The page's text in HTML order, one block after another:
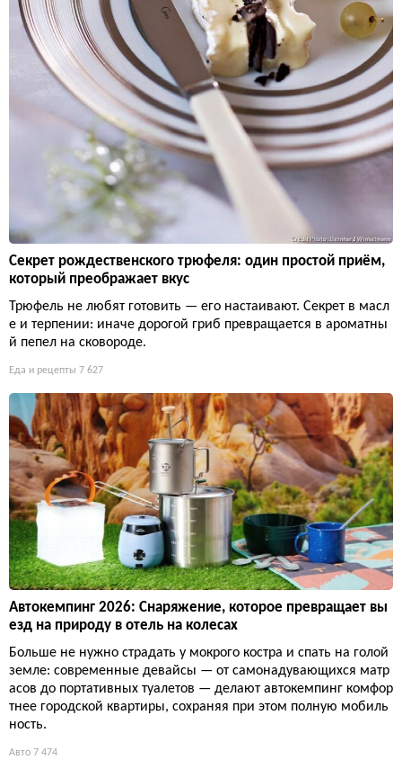
Секрет рождественского трюфеля: один простой приём,
который преображает вкус
Трюфель не любят готовить — его настаивают. Секрет в масл
е и терпении: иначе дорогой гриб превращается в ароматны
й пепел на сковороде.
Еда и рецепты 7 627
Автокемпинг 2026: Снаряжение, которое превращает вы
езд на природу в отель на колесах
Больше не нужно страдать у мокрого костра и спать на голой
земле: современные девайсы — от самонадувающихся матр
асов до портативных туалетов — делают автокемпинг комфор
тнее городской квартиры, сохраняя при этом полную мобиль
ность.
Авто 7 474